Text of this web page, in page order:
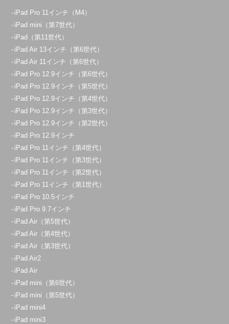
iPad Pro 11インチ（M4）
iPad mini（第7世代）
iPad（第11世代）
iPad Air 13インチ（第6世代）
iPad Air 11インチ（第6世代）
iPad Pro 12.9インチ（第6世代）
iPad Pro 12.9インチ（第5世代）
iPad Pro 12.9インチ（第4世代）
iPad Pro 12.9インチ（第3世代）
iPad Pro 12.9インチ（第2世代）
iPad Pro 12.9インチ
iPad Pro 11インチ（第4世代）
iPad Pro 11インチ（第3世代）
iPad Pro 11インチ（第2世代）
iPad Pro 11インチ（第1世代）
iPad Pro 10.5インチ
iPad Pro 9.7インチ
iPad Air（第5世代）
iPad Air（第4世代）
iPad Air（第3世代）
iPad Air2
iPad Air
iPad mini（第6世代）
iPad mini（第5世代）
iPad mini4
iPad mini3